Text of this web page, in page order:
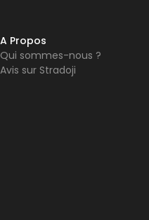
A Propos
Qui sommes-nous ?
Avis sur Stradoji